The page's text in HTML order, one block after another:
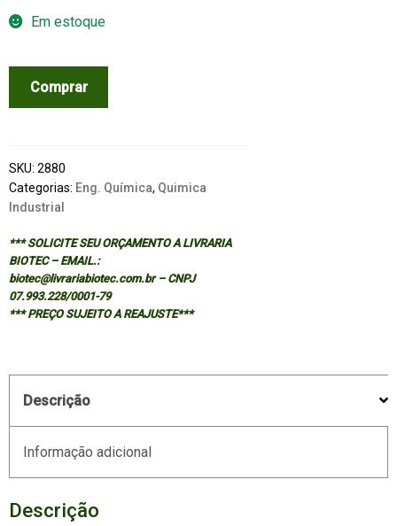
Em estoque
TEXTILE
Comprar
SKU: 2880
Categorias: Eng. Química, Quimica
Industrial
*** SOLICITE SEU ORÇAMENTO A LIVRARIA
BIOTEC – EMAIL.:
biotec@livrariabiotec.com.br – CNPJ
07.993.228/0001-79
*** PREÇO SUJEITO A REAJUSTE***
Descrição
Informação adicional
Descrição